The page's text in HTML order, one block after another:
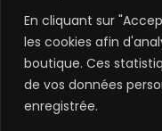
En cliquant sur
les cookies afin
boutique. Ces
de vos données
enregistrée.
© 2019 - 2023
0